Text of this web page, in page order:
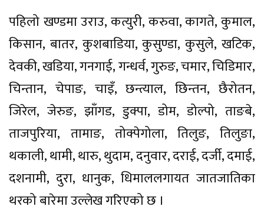
पहिलो खण्डमा उराउ, कत्युरी, करुवा, कागते, कुमाल,
किसान, बातर, कुशबाडिया, कुसुण्डा, कुसुले, खटिक,
देवकी, खडिया, गनगाई, गन्धर्व, गुरुङ, चमार, चिडिमार,
चिन्तान, चेपाङ, चाइँ, छन्त्याल, छिन्तन, छैरोतन,
जिरेल, जेरुङ, झाँगड, डुक्पा, डोम, डोल्पो, ताङबे,
ताजपुरिया, तामाङ, तोक्पेगोला, तिलुङ, तिलुङा,
थकाली, थामी, थारु, थुदाम, दनुवार, दराई, दर्जी, दमाई,
दशनामी, दुरा, धानुक, धिमाललगायत जातजातिका
थरको बारेमा उल्लेख गरिएको छ ।